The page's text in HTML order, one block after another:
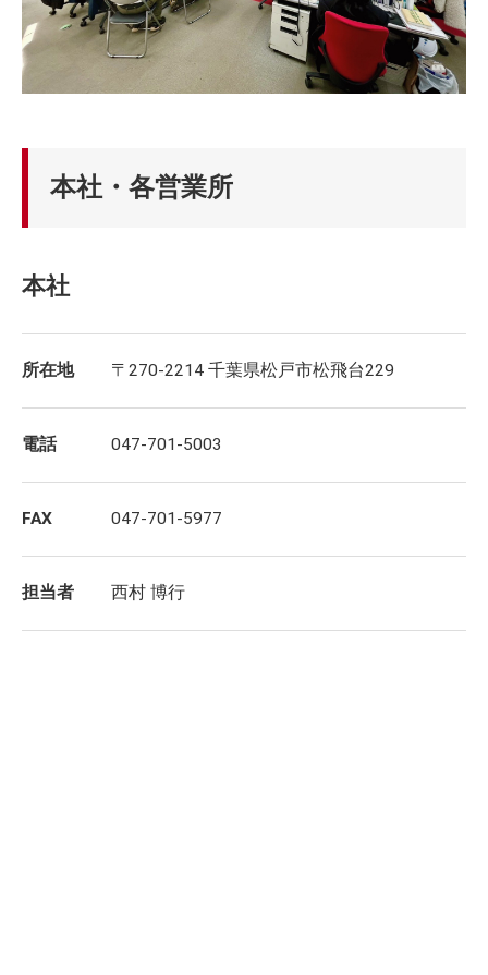
本社・各営業所
本社
所在地 〒270-2214 千葉県松戸市松飛台229
電話 047-701-5003
FAX 047-701-5977
担当者 西村 博行